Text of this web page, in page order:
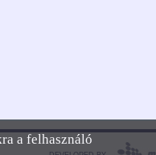
a felhasználó